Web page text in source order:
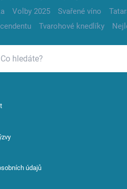
Volby 2025 Svařené víno
Tvarohové knedlíky
údajů